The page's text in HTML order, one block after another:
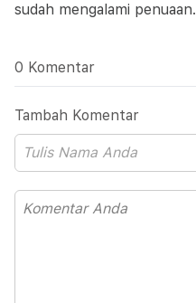
sudah mengalami penuaan.
0 Komentar
Tambah Komentar